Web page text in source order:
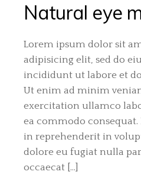
Natural eye
Lorem ipsum dolor sit
adipisicing elit, sed do
incididunt ut labore et
Ut enim ad minim
exercitation ullamco
ea commodo
in reprehenderit in
dolore eu fugiat nulla
occaecat […]